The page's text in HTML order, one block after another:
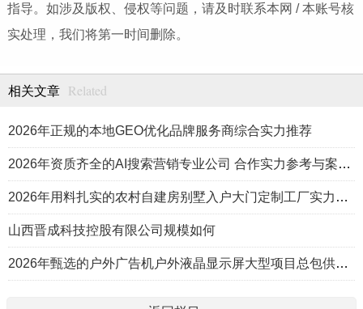
指导。如涉及版权、侵权等问题，请及时联系本网 / 本账号核
实处理，我们将第一时间删除。
相关文章 Related
2026年正规的本地GEO优化品牌服务商综合实力推荐
2026年资质齐全的AI搜索营销专业公司 合作实力参考与案例盘点
2026年用料扎实的农村自建房别墅入户大门定制工厂实力公司推荐
山西晋成科技控股有限公司规模如何
2026年甄选的户外广告机户外液晶显示屏大型项目总包供应商推荐